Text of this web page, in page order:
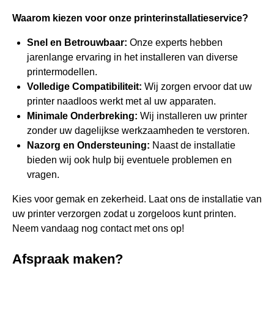
Waarom kiezen voor onze printerinstallatieservice?
Snel en Betrouwbaar: Onze experts hebben
jarenlange ervaring in het installeren van diverse
printermodellen.
Volledige Compatibiliteit: Wij zorgen ervoor dat uw
printer naadloos werkt met al uw apparaten.
Minimale Onderbreking: Wij installeren uw printer
zonder uw dagelijkse werkzaamheden te verstoren.
Nazorg en Ondersteuning: Naast de installatie
bieden wij ook hulp bij eventuele problemen en
vragen.
Kies voor gemak en zekerheid. Laat ons de installatie van
uw printer verzorgen zodat u zorgeloos kunt printen.
Neem vandaag nog contact met ons op!
Afspraak maken?